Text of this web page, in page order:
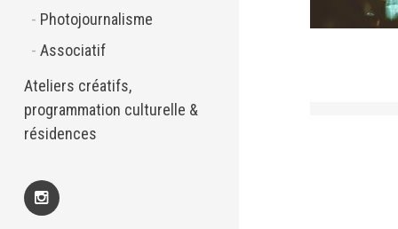
Photojournalisme
Associatif
Ateliers créatifs,
programmation culturelle &
résidences